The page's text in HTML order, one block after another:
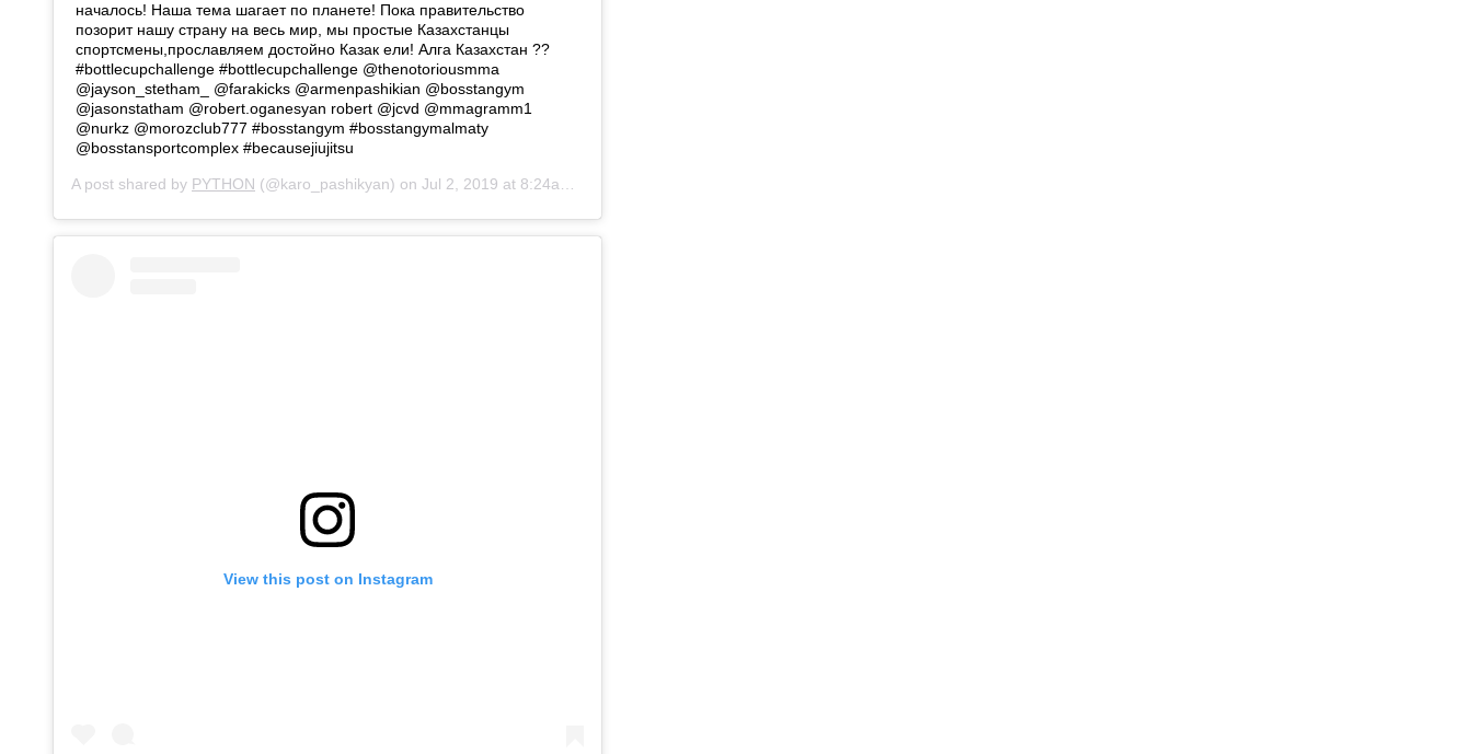
началось! Наша тема шагает по планете! Пока правительство
позорит нашу страну на весь мир, мы простые Казахстанцы
спортсмены,прославляем достойно Казак ели! Алга Казахстан ??
#bottlecupchallenge #bottlecupchallenge @thenotoriousmma
@jayson_stetham_ @farakicks @armenpashikian @bosstangym
@jasonstatham @robert.oganesyan robert @jcvd @mmagramm1
@nurkz @morozclub777 #bosstangym #bosstangymalmaty
@bosstansportcomplex #becausejiujitsu
A post shared by PYTHON (@karo_pashikyan) on Jul 2, 2019 at 8:24am PDT
View this post on Instagram